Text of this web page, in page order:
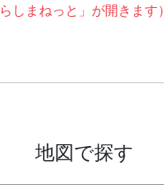
らしまねっと」が開きます）
地図で探す